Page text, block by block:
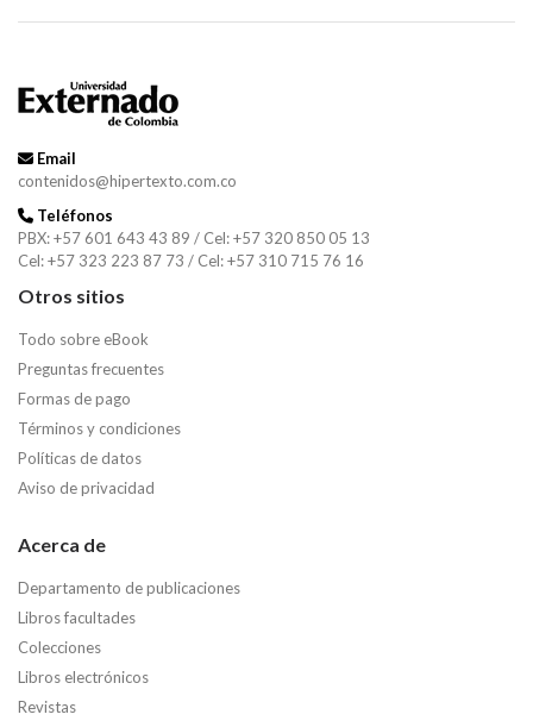
Email
contenidos@hipertexto.com.co
Teléfonos
PBX: +57 601 643 43 89 / Cel: +57 320 850 05 13
Cel: +57 323 223 87 73 / Cel: +57 310 715 76 16
Otros sitios
Todo sobre eBook
Preguntas frecuentes
Formas de pago
Términos y condiciones
Políticas de datos
Aviso de privacidad
Acerca de
Departamento de publicaciones
Libros facultades
Colecciones
Libros electrónicos
Revistas